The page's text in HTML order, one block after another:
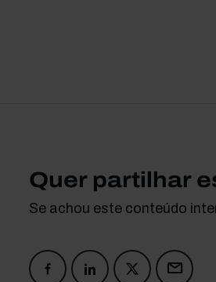
Quer partilhar
Se achou este conteúdo